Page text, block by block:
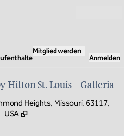
Mitglied werden
Anmelden
Hilton St. Louis – Galleria
Heights, Missouri, 63117,
USA